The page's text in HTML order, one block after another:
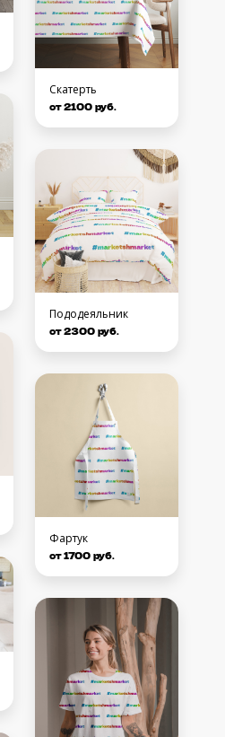
Скатерть
от 2100 руб.
Пододеяльник
от 2300 руб.
Фартук
от 1700 руб.